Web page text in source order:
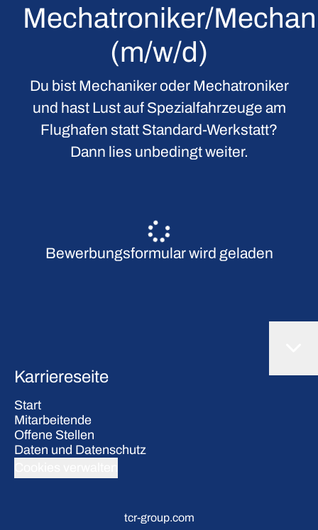
Mechatroniker/
(m/w/d)
Du bist Mechaniker oder Mechatroniker
und hast Lust auf Spezialfahrzeuge am
Flughafen statt Standard-Werkstatt?
Dann lies unbedingt weiter.
Bewerbungsformular wird geladen
Karriereseite
Start
Mitarbeitende
Offene Stellen
Daten und Datenschutz
tcr-group.com